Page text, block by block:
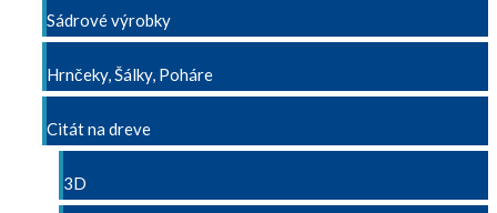
Sádrové výrobky
Hrnčeky, Šálky, Poháre
Citát na dreve
3D